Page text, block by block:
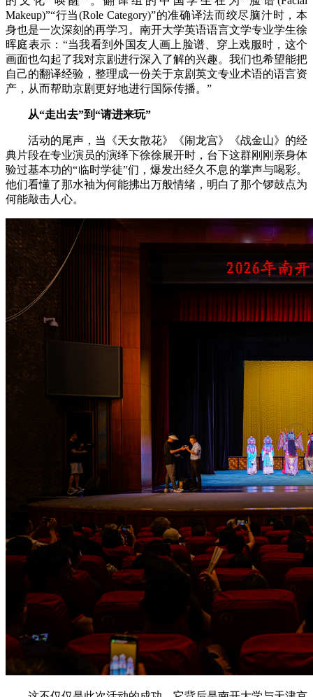
Makeup)”“行当(Role Category)”的准确译法而绞尽脑汁时，本
身也是一次深刻的再学习。南开大学英语语言文学专业学生徐
晖庭表示：“当我看到外国友人画上脸谱、穿上戏服时，这个
画面也勾起了我对京剧进行深入了解的兴趣。我们也希望能把
自己的翻译经验，整理成一份关于京剧英文专业术语的语言资
产，从而帮助京剧更好地进行国际传播。”
从“走出去”到“请进来玩”
活动的尾声，当《天女散花》《闹龙宫》《战金山》的经
典片段在专业演员的演绎下徐徐展开时，台下这群刚刚亲身体
验过基本功的“临时学徒”们，爆发出经久不息的掌声与喝彩。
他们看懂了那水袖为何能拂出万般情绪，明白了那个锣鼓点为
何能敲击人心。